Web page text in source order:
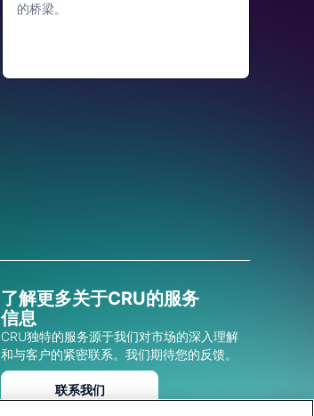
的桥梁。
了解更多关于CRU的服务
信息
CRU独特的服务源于我们对市场的深入理解
和与客户的紧密联系。我们期待您的反馈。
联系我们